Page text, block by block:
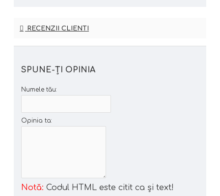
RECENZII CLIENTI
SPUNE-ŢI OPINIA
Numele tău:
Opinia ta:
Notă: Codul HTML este citit ca şi text!